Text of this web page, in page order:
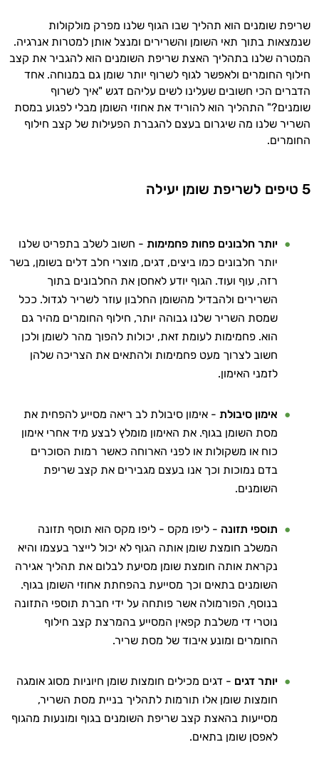
שריפת שומנים הוא תהליך שבו הגוף שלנו מפרק מולקולות
שנמצאות בתוך תאי השומן והשרירים ומנצל אותן למטרות אנרגיה.
המטרה שלנו בתהליך האצת שריפת השומנים הוא להגביר את קצב
חילוף החומרים ולאפשר לגוף לשרוף יותר שומן גם במנוחה. אחד
הדברים הכי חשובים שעלינו לשים עליהם דגש "איך לשרוף
שומנים?" התהליך הוא להוריד את אחוזי השומן מבלי לפגוע במסת
השריר שלנו מה שיגרום בעצם להגברת הפעילות של קצב חילוף
החומרים.
5 טיפים לשריפת שומן יעילה
יותר חלבונים פחות פחמימות - חשוב לשלב בתפריט שלנו
יותר חלבונים כמו ביצים, דגים, מוצרי חלב דלים בשומן, בשר
רזה, עוף ועוד. הגוף יודע לאחסן את החלבונים בתוך
השרירים ולהבדיל מהשומן החלבון עוזר לשריר לגדול. ככל
שמסת השריר שלנו גבוהה יותר, חילוף החומרים מהיר גם
הוא. פחמימות לעומת זאת, יכולות להפוך מהר לשומן ולכן
חשוב לצרוך מעט פחמימות ולהתאים את הצריכה שלהן
לזמני האימון.
אימון סיבולת - אימון סיבולת לב ריאה מסייע להפחית את
מסת השומן בגוף. את האימון מומלץ לבצע מיד אחרי אימון
כוח או משקולות או לפני הארוחה כאשר רמות הסוכרים
בדם נמוכות וכך אנו בעצם מגבירים את קצב שריפת
השומנים.
תוספי תזונה - ליפו מקס - ליפו מקס הוא תוסף תזונה
המשלב חומצת שומן אותה הגוף לא יכול לייצר בעצמו והיא
נקראת אותה חומצת שומן מסיעת לבלום את תהליך אגירה
השומנים בתאים וכך מסייעת בהפחתת אחוזי השומן בגוף.
בנוסף, הפורמולה אשר פותחה על ידי חברת תוספי התזונה
נוטרי די משלבת קפאין המסייע בהמרצת קצב חילוף
החומרים ומונע איבוד של מסת שריר.
יותר דגים - דגים מכילים חומצות שומן חיוניות מסוג אומגה
חומצות שומן אלו תורמות לתהליך בניית מסת השריר,
מסייעות בהאצת קצב שריפת השומנים בגוף ומונעות מהגוף
לאפסן שומן בתאים.
התשובות שלי מבוססות על מאגרי מידע קליניים
וספרות מקצועית בתחומי הרפואה הטבעית
אני כאן כדי לעזור לך להתאים את תוספי
התזונה ומוצרי הבריאות המדויקים למטרות
ולמצב הגופני שלך, ולהסביר לך אילו רכיבים
עובדים יחד כדי למקסם תוצאות גם בחיי היום
יום וגם בתחום הכושר והספורט.
המטרה שלי היא להתאים עבורך המלצות
אישיות מבוססות מדעית.